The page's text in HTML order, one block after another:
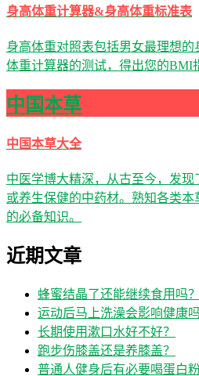
身高体重计算器&身高体重标准表
身高体重对照表包括男女最理想
体重计算器的测试，得出您的BMI
中国本草
中国本草大全
中医学博大精深，从古至今，发
或养生保健的中药材。熟知各类
的必备知识。
近期文章
蜂蜜结晶了还能继续食用吗？
运动后马上洗澡会影响健康吗
长期使用漱口水好不好？
跑步伤膝盖还是养膝盖？
普通人健身后有必要喝蛋白粉